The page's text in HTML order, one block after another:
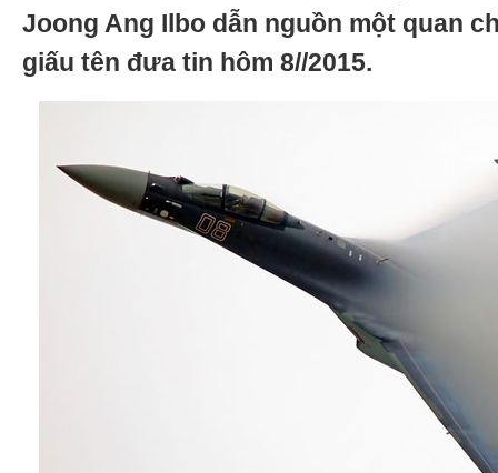
Joong Ang Ilbo dẫn nguồn một quan
giấu tên đưa tin hôm 8//2015.